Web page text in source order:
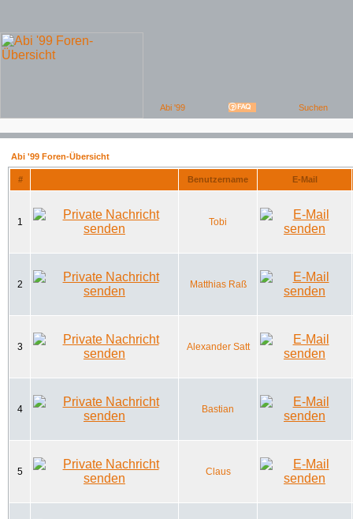
Abi '99 Foren-Übersicht
# Benutzername E-Mail
1 Tobi
2 Matthias Raß
3 Alexander Satt
4 Bastian
5 Claus